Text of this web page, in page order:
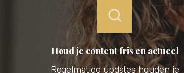
Houd je content fris en actueel
Regelmatige updates houden je